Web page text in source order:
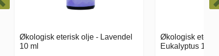
Økologisk eterisk olje -
Eukalyptus 10 ml
Økologisk
10 ml